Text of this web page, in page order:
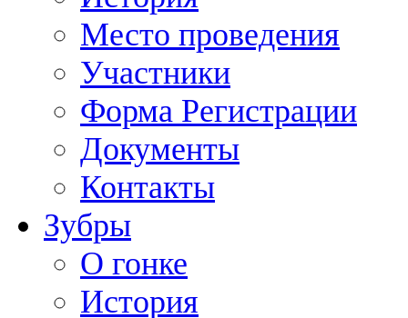
Место проведения
Участники
Форма Регистрации
Документы
Контакты
Зубры
О гонке
История